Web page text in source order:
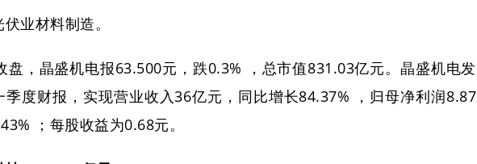
业材料制造。
盘，晶盛机电报63.500元，跌0.3% ，总市值831.03亿元。晶盛机电发
季度财报，实现营业收入36亿元，同比增长84.37% ，归母净利润8.87
；每股收益为0.68元。